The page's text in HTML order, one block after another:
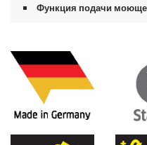
Функция подачи